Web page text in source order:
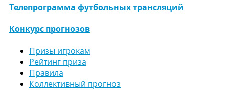
Телепрограмма футбольных трансляций
Конкурс прогнозов
Призы игрокам
Рейтинг приза
Правила
Коллективный прогноз